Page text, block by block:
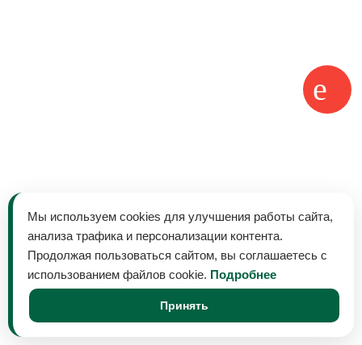
Мы используем cookies для улучшения работы сайта,
анализа трафика и персонализации контента.
Продолжая пользоваться сайтом, вы соглашаетесь с
использованием файлов cookie. Подробнее
Принять